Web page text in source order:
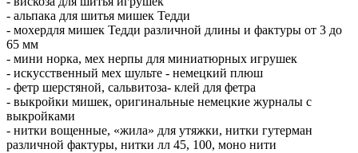
- альпака для шитья мишек Тедди
- мохердля мишек Тедди различной длины и фактуры от 3 до
65 мм
- мини норка, мех нерпы для миниатюрных игрушек
- искусственный мех шульте - немецкий плюш
- фетр шерстяной, сальвитоза- клей для фетра
- выкройки мишек, оригинальные немецкие журналы с
выкройками
- нитки вощенные, «жила» для утяжки, нитки гутерман
различной фактуры, нитки лл 45, 100, моно нити